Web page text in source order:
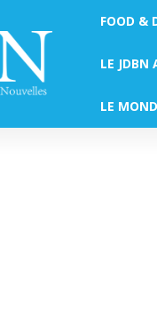
FOOD &
LE JDBN
LE